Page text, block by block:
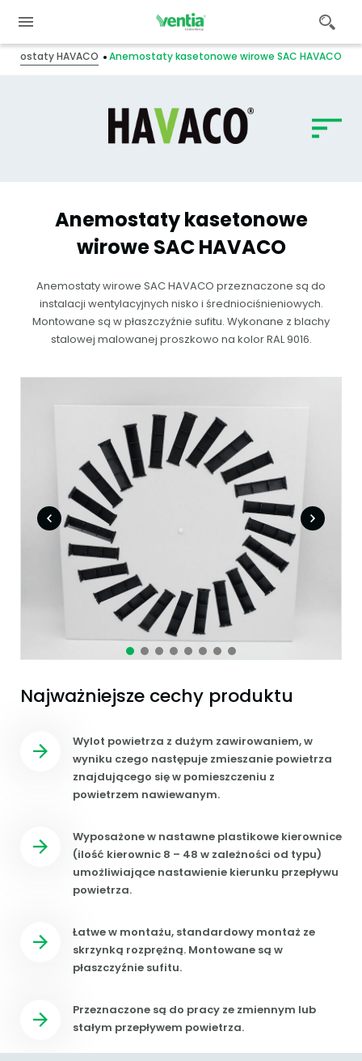
HAVACO Anemostaty kasetonowe wirowe SAC HAVACO
Anemostaty kasetonowe
wirowe SAC HAVACO
Anemostaty wirowe SAC HAVACO przeznaczone są do
instalacji wentylacyjnych nisko i średniociśnieniowych.
Montowane są w płaszczyźnie sufitu. Wykonane z blachy
stalowej malowanej proszkowo na kolor RAL 9016.
Najważniejsze cechy produktu
Wylot powietrza z dużym zawirowaniem, w
wyniku czego następuje zmieszanie powietrza
znajdującego się w pomieszczeniu z
powietrzem nawiewanym.
Wyposażone w nastawne plastikowe kierownice
(ilość kierownic 8 – 48 w zależności od typu)
umożliwiające nastawienie kierunku przepływu
powietrza.
Łatwe w montażu, standardowy montaż ze
skrzynką rozprężną. Montowane są w
płaszczyźnie sufitu.
Przeznaczone są do pracy ze zmiennym lub
stałym przepływem powietrza.